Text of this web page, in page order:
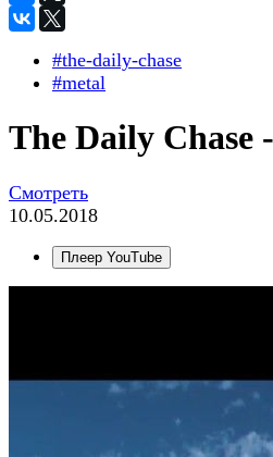
#the-daily-chase
#metal
The Daily Chase
Смотреть
10.05.2018
Плеер YouTube